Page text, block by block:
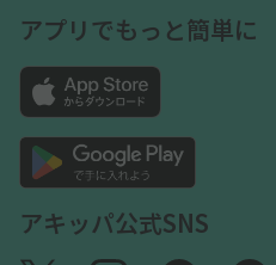
アプリでもっと簡単に
アキッパ公式SNS